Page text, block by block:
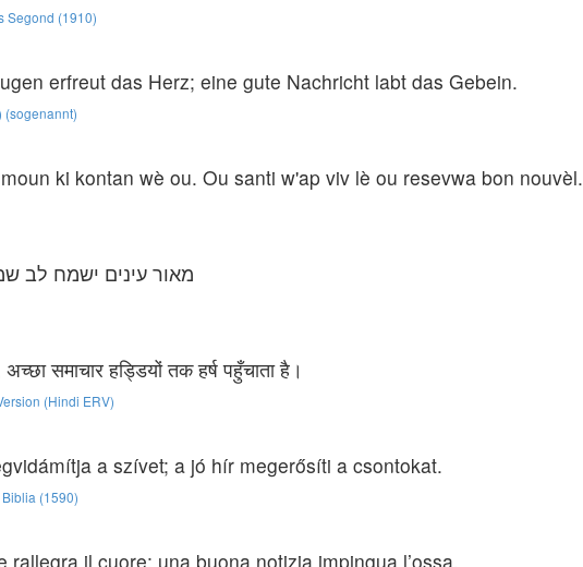
Segond (1910)
erfreut das Herz; eine gute Nachricht labt das Gebein.
(sogenannt)
ki kontan wè ou. Ou santi w'ap viv lè ou resevwa bon nouvèl.
מאור עינים ישמח לב
समाचार हड्डियों तक हर्ष पहुँचाता है।
(Hindi ERV)
a szívet; a jó hír megerősíti a csontokat.
(1590)
rallegra il cuore; una buona notizia impingua l’ossa.